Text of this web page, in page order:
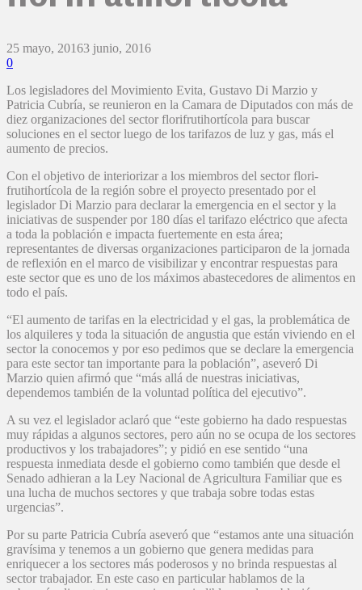
25 mayo, 20163 junio, 2016
0
Los legisladores del Movimiento Evita, Gustavo Di Marzio y
Patricia Cubría, se reunieron en la Camara de Diputados con más de
diez organizaciones del sector florifrutihortícola para buscar
soluciones en el sector luego de los tarifazos de luz y gas, más el
aumento de precios.
Con el objetivo de interiorizar a los miembros del sector flori-
frutihortícola de la región sobre el proyecto presentado por el
legislador Di Marzio para declarar la emergencia en el sector y la
iniciativas de suspender por 180 días el tarifazo eléctrico que afecta
a toda la población e impacta fuertemente en esta área;
representantes de diversas organizaciones participaron de la jornada
de reflexión en el marco de visibilizar y encontrar respuestas para
este sector que es uno de los máximos abastecedores de alimentos en
todo el país.
“El aumento de tarifas en la electricidad y el gas, la problemática de
los alquileres y toda la situación de angustia que están viviendo en el
sector la conocemos y por eso pedimos que se declare la emergencia
para este sector tan importante para la población”, aseveró Di
Marzio quien afirmó que “más allá de nuestras iniciativas,
dependemos también de la voluntad política del ejecutivo”.
A su vez el legislador aclaró que “este gobierno ha dado respuestas
muy rápidas a algunos sectores, pero aún no se ocupa de los sectores
productivos y los trabajadores”; y pidió en ese sentido “una
respuesta inmediata desde el gobierno como también que desde el
Senado adhieran a la Ley Nacional de Agricultura Familiar que es
una lucha de muchos sectores y que trabaja sobre todas estas
urgencias”.
Por su parte Patricia Cubría aseveró que “estamos ante una situación
gravísima y tenemos a un gobierno que genera medidas para
enriquecer a los sectores más poderosos y no brinda respuestas al
sector trabajador. En este caso en particular hablamos de la